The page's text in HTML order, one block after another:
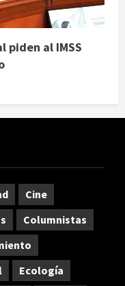
piden al IMSS
Cine
Columnistas
Ecología